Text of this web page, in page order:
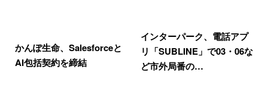
かんぽ生命、Salesforceと
AI包括契約を締結
インターパーク、電話アプ
リ「SUBLINE」で03・06な
ど市外局番の…